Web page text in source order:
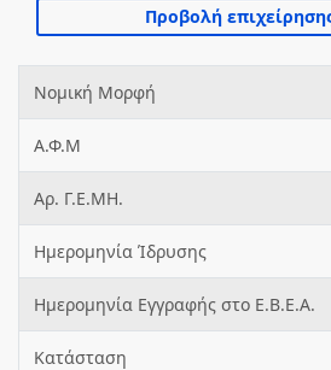
Νομική Μορφή
Α.Φ.Μ
Αρ. Γ.Ε.ΜΗ.
Ημερομηνία Ίδρυσης
Ημερομηνία Εγγραφής στο Ε.Β.Ε.Α.
Κατάσταση